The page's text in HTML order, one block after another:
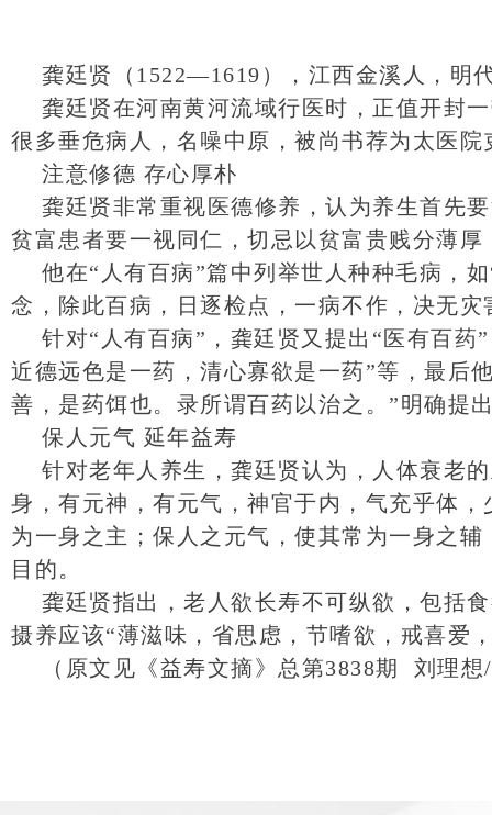
龚廷贤（1522—1619），江西金溪人，明
龚廷贤在河南黄河流域行医时，正值开封
很多垂危病人，名噪中原，被尚书荐为太医
注意修德 存心厚朴
龚廷贤非常重视医德修养，认为养生首先
贫富患者要一视同仁，切忌以贫富贵贱分薄
他在“人有百病”篇中列举世人种种毛病，
念，除此百病，日逐检点，一病不作，决无
针对“人有百病”，龚廷贤又提出“医有百
近德远色是一药，清心寡欲是一药”等，最后
善，是药饵也。录所谓百药以治之。”明确提
保人元气 延年益寿
针对老年人养生，龚廷贤认为，人体衰老
身，有元神，有元气，神官于内，气充乎体
为一身之主；保人之元气，使其常为一身之
目的。
龚廷贤指出，老人欲长寿不可纵欲，包括
摄养应该“薄滋味，省思虑，节嗜欲，戒喜爱
（原文见《益寿文摘》总第3838期 刘理想